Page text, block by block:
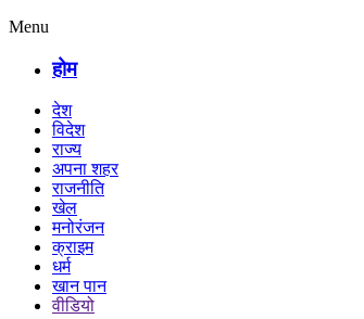
Menu
होम
देश
विदेश
राज्य
अपना शहर
राजनीति
खेल
मनोरंजन
क्राइम
धर्म
खान पान
वीडियो